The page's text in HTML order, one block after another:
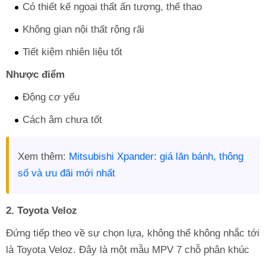
Có thiết kế ngoại thất ấn tượng, thể thao
Không gian nội thất rộng rãi
Tiết kiệm nhiên liệu tốt
Nhược điểm
Động cơ yếu
Cách âm chưa tốt
Xem thêm: Mitsubishi Xpander: giá lăn bánh, thông
số và ưu đãi mới nhất
2. Toyota Veloz
Đứng tiếp theo về sự chọn lựa, không thể không nhắc tới
là Toyota Veloz. Đây là một mẫu MPV 7 chỗ phân khúc